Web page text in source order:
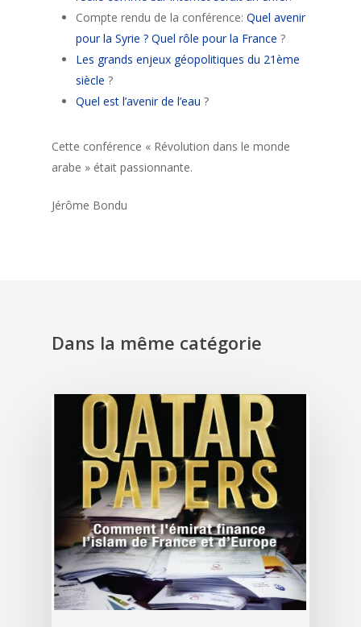
Compte rendu de la conférence: Quel avenir
pour la Syrie ? Quel rôle pour la France ?
Les grands enjeux géopolitiques du 21ème
siècle ?
Quel est l’avenir de l’eau ?
Cette conférence « Révolution dans le monde
arabe » était passionnante.
Jérôme Bondu
Dans la même catégorie